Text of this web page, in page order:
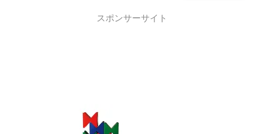
スポンサーサイト